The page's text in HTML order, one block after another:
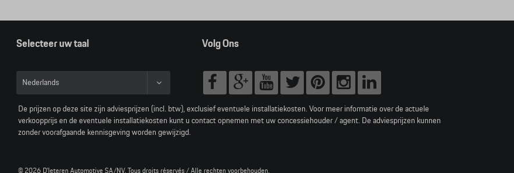
Selecteer uw taal
Nederlands
Volg Ons
De prijzen op deze site zijn adviesprijzen (incl. btw), exclusief eventuele installatiekosten. Voor meer informatie over de actuele
verkoopprijs en de eventuele installatiekosten kunt u contact opnemen met uw concessiehouder / agent. De adviesprijzen kunnen
zonder voorafgaande kennisgeving worden gewijzigd.
© 2026 D'Ieteren Automotive SA/NV. Tous droits réservés / Alle rechten voorbehouden.